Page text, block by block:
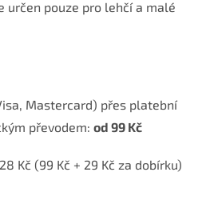
určen pouze pro lehčí a malé
Mastercard) přes platební
převodem: od 99 Kč
Kč (99 Kč + 29 Kč za dobírku)